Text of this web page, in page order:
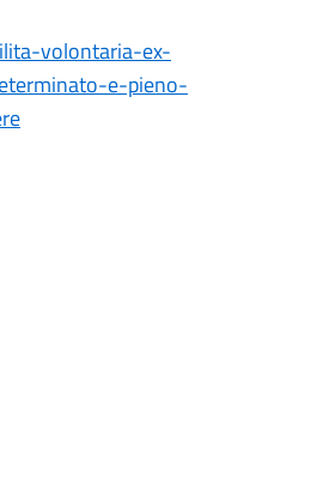
volontaria-ex-
e-pieno-